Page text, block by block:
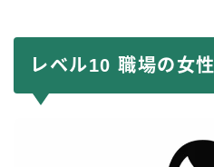
レベル10 職場の女性